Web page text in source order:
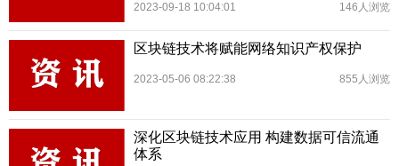
2023-09-18 10:04:01 146人浏览
区块链技术将赋能网络知识产权保护
2023-05-06 08:22:38 855人浏览
深化区块链技术应用 构建数据可信流通
体系